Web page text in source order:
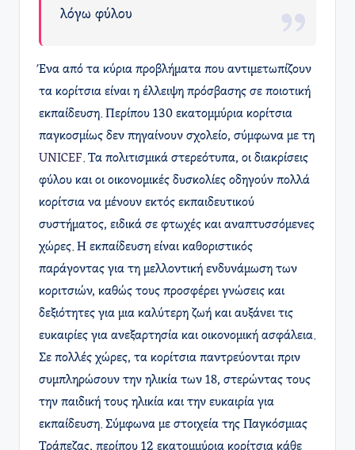
λόγω φύλου
Ένα από τα κύρια προβλήματα που αντιμετωπίζουν
τα κορίτσια είναι η έλλειψη πρόσβασης σε ποιοτική
εκπαίδευση. Περίπου 130 εκατομμύρια κορίτσια
παγκοσμίως δεν πηγαίνουν σχολείο, σύμφωνα με τη
UNICEF. Τα πολιτισμικά στερεότυπα, οι διακρίσεις
φύλου και οι οικονομικές δυσκολίες οδηγούν πολλά
κορίτσια να μένουν εκτός εκπαιδευτικού
συστήματος, ειδικά σε φτωχές και αναπτυσσόμενες
χώρες. Η εκπαίδευση είναι καθοριστικός
παράγοντας για τη μελλοντική ενδυνάμωση των
κοριτσιών, καθώς τους προσφέρει γνώσεις και
δεξιότητες για μια καλύτερη ζωή και αυξάνει τις
ευκαιρίες για ανεξαρτησία και οικονομική ασφάλεια.
Σε πολλές χώρες, τα κορίτσια παντρεύονται πριν
συμπληρώσουν την ηλικία των 18, στερώντας τους
την παιδική τους ηλικία και την ευκαιρία για
εκπαίδευση. Σύμφωνα με στοιχεία της Παγκόσμιας
Τράπεζας, περίπου 12 εκατομμύρια κορίτσια κάθε